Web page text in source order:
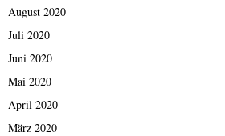
August 2020
Juli 2020
Juni 2020
Mai 2020
April 2020
März 2020